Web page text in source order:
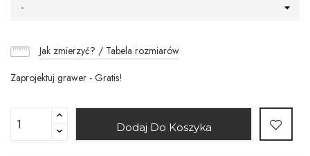
-
Jak zmierzyć? / Tabela rozmiarów
Zaprojektuj grawer - Gratis!
Dodaj Do Koszyka